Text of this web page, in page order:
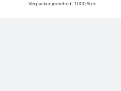
Verpackungseinheit: 1000 Stck.